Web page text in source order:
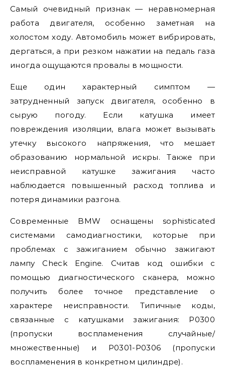
Самый очевидный признак — неравномерная
работа двигателя, особенно заметная на
холостом ходу. Автомобиль может вибрировать,
дергаться, а при резком нажатии на педаль газа
иногда ощущаются провалы в мощности.
Еще один характерный симптом —
затрудненный запуск двигателя, особенно в
сырую погоду. Если катушка имеет
повреждения изоляции, влага может вызывать
утечку высокого напряжения, что мешает
образованию нормальной искры. Также при
неисправной катушке зажигания часто
наблюдается повышенный расход топлива и
потеря динамики разгона.
Современные BMW оснащены sophisticated
системами самодиагностики, которые при
проблемах с зажиганием обычно зажигают
лампу Check Engine. Считав код ошибки с
помощью диагностического сканера, можно
получить более точное представление о
характере неисправности. Типичные коды,
связанные с катушками зажигания: P0300
(пропуски воспламенения случайные/
множественные) и P0301-P0306 (пропуски
воспламенения в конкретном цилиндре).